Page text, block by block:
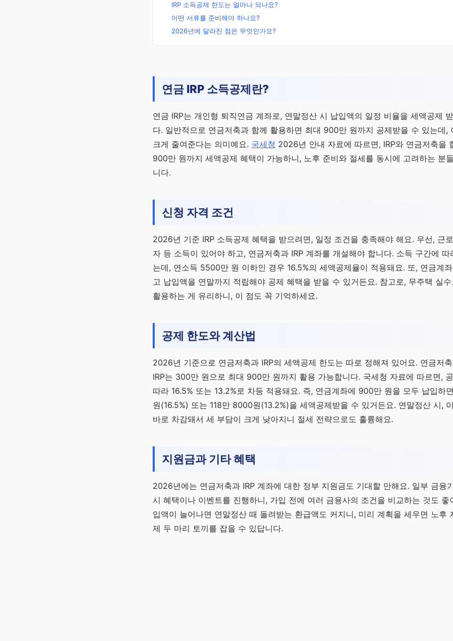
IRP 소득공제 한도는 얼마나 되나요?
어떤 서류를 준비해야 하나요?
2026년에 달라진 점은 무엇인가요?
미 바로가기
자 알림 · 완전 무료
채널 바로가기
연금 IRP 소득공제란?
연금 IRP는 개인형 퇴직연금 계좌로, 연말정산 시 납입액의 일정 비율을 세액공제
다. 일반적으로 연금저축과 함께 활용하면 최대 900만 원까지 공제받을 수 있는데,
크게 줄여준다는 의미예요. 국세청 2026년 안내 자료에 따르면, IRP와 연금저축을
900만 원까지 세액공제 혜택이 가능하니, 노후 준비와 절세를 동시에 고려하는 분
니다.
신청 자격 조건
2026년 기준 IRP 소득공제 혜택을 받으려면, 일정 조건을 충족해야 해요. 우선, 근
자 등 소득이 있어야 하고, 연금저축과 IRP 계좌를 개설해야 합니다. 소득 구간에 따
는데, 연소득 5500만 원 이하인 경우 16.5%의 세액공제율이 적용돼요. 또, 연금계
고 납입액을 연말까지 적립해야 공제 혜택을 받을 수 있거든요. 참고로, 무주택 실
활용하는 게 유리하니, 이 점도 꼭 기억하세요.
공제 한도와 계산법
2026년 기준으로 연금저축과 IRP의 세액공제 한도는 따로 정해져 있어요. 연금저
IRP는 300만 원으로 최대 900만 원까지 활용 가능합니다. 국세청 자료에 따르면,
따라 16.5% 또는 13.2%로 차등 적용돼요. 즉, 연금계좌에 900만 원을 모두 납입하
원(16.5%) 또는 118만 8000원(13.2%)을 세액공제받을 수 있거든요. 연말정산 시,
바로 차감돼서 세 부담이 크게 낮아지니 절세 전략으로도 훌륭해요.
지원금과 기타 혜택
2026년에는 연금저축과 IRP 계좌에 대한 정부 지원금도 기대할 만해요. 일부 금융
시 혜택이나 이벤트를 진행하니, 가입 전에 여러 금융사의 조건을 비교하는 것도 좋
입액이 늘어나면 연말정산 때 돌려받는 환급액도 커지니, 미리 계획을 세우면 노후
제 두 마리 토끼를 잡을 수 있답니다.